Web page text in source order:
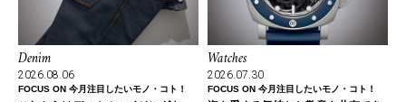
Denim
2026.08.06
FOCUS ON 今月注目したいモノ・コト！
Watches
2026.07.30
FOCUS ON 今月注目したいモノ・コト！